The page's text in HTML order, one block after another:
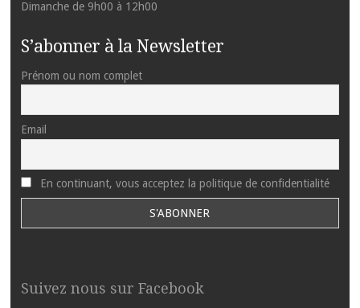
Dimanche de 9h00 à 12h00
S’abonner à la Newsletter
Prénom ou nom complet
Email
En continuant, vous acceptez la politique de confidentialité
Suivez nous sur Facebook